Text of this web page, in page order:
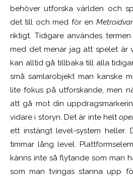
behöver utforska världen och
det till och med för en
riktigt. Tidigare användes
med det menar jag att spelet är
kan alltid gå tillbaka till alla
små samlarobjekt man kanske
lite fokus på utforskande, men
att gå mot din
vidare i storyn. Det är inte helt
ett instängt level-system heller.
timmar lång level.
känns inte så flytande som man
som man tvingas stanna upp